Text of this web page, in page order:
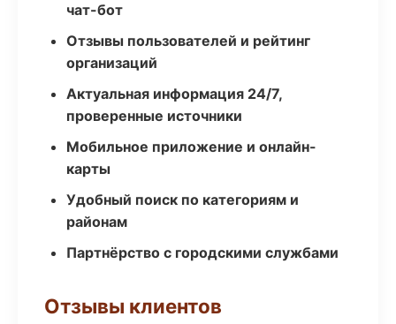
чат-бот
Отзывы пользователей и рейтинг
организаций
Актуальная информация 24/7,
проверенные источники
Мобильное приложение и онлайн-
карты
Удобный поиск по категориям и
районам
Партнёрство с городскими службами
Отзывы клиентов